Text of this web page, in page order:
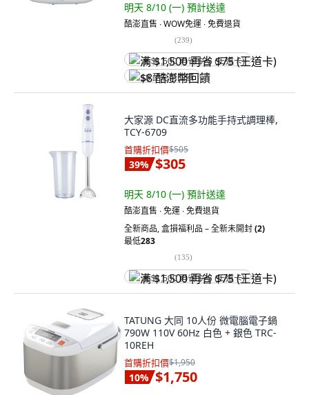
明天 8/10 (一) 預計送達
酷澎直售 ∙ WOW免運 ∙ 免費退貨
(239)
满 $1,500 再省 $75 (王道卡)
$8 酷澎幣回饋
大家源 DC直流多功能手持式調理棒,
TCY-6709
首購折扣價$505
39% $305
明天 8/10 (一) 預計送達
酷澎直售 ∙ 免運 ∙ 免費退貨
全新商品,盒損福利品 – 全新未開封(2)
最低283
(135)
满 $1,500 再省 $75 (王道卡)
TATUNG 大同 10人份 微電腦電子鍋
790W 110V 60Hz 白色 + 銀色 TRC-
10REH
首購折扣價$1,950
10% $1,750